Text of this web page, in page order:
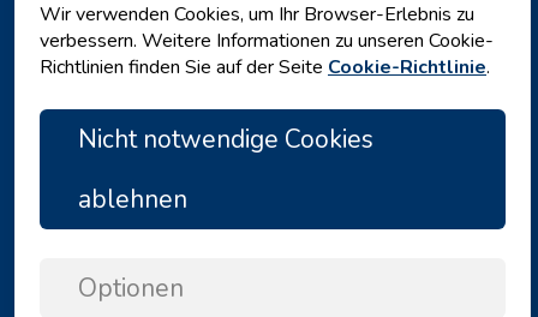
Copyright © 2026 by Angelina Tours d.o.o.
Wir verwenden Cookies, um Ihr Browser-Erlebnis zu
verbessern. Weitere Informationen zu unseren Cookie-
Richtlinien finden Sie auf der Seite Cookie-Richtlinie.
Nicht notwendige Cookies
ablehnen
Optionen